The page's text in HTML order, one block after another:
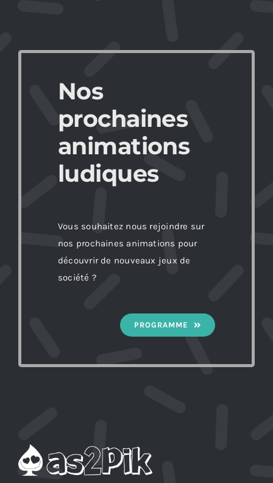
Nos
prochaines
animations
ludiques
Vous souhaitez nous rejoindre sur
nos prochaines animations pour
découvrir de nouveaux jeux de
société ?
PROGRAMME